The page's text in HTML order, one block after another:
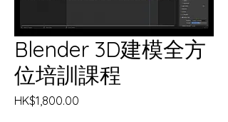
Blender 3D建模全方
位培訓課程
HK$1,800.00